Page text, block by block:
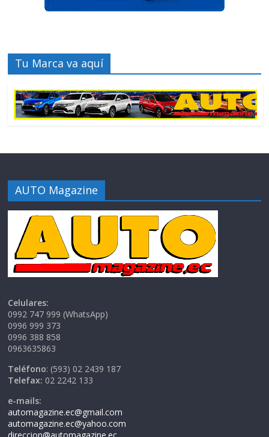
Tu Marca va aquí
AUTO Magazine
Celulares:
0992 747 999 (WhatsApp)
0996 999 373
0996 388 858
0963635863
Teléfono: (593) 02 2439 187
Telefax: 02 2242 133
e-mails:
automagazine.ec@gmail.com
automagazine.ec@yahoo.com